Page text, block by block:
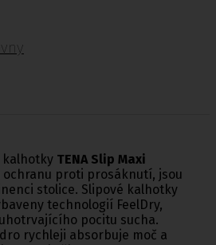
kalhotky TENA Slip Maxi
proti prosáknutí, jsou
stolice. Slipové kalhotky
technologií FeelDry,
pocitu sucha.
rychleji absorbuje moč a